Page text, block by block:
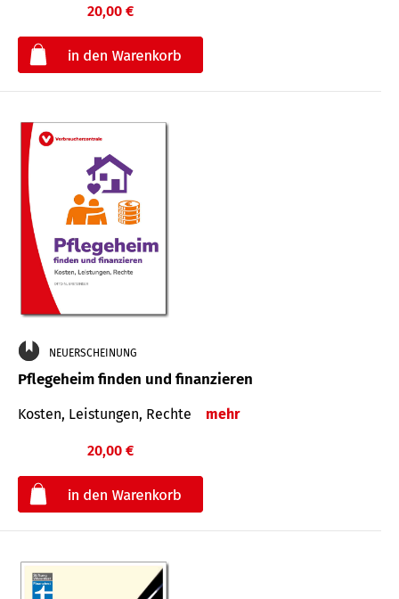
20,00 €
NEUERSCHEINUNG
Pflegeheim finden und finanzieren
Kosten, Leistungen, Rechte mehr
20,00 €